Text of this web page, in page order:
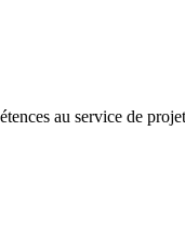
au service de